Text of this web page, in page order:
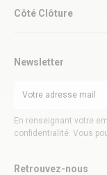
Côté Clôture
Newsletter
En renseignant votre
confidentialité. Vous
Retrouvez-nous